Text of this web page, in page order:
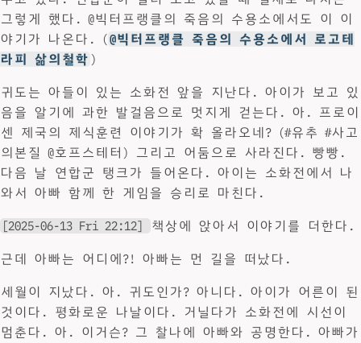
그렇게 했다. @빅터프랭클의 죽음의 수용소에서도 이 이
야기가 나온다. (@빅터프랭클 죽음의 수용소에서 로고테
라피 삶의철학 )
귀도는 아들이 있는 소화전 앞을 지난다. 아이가 보고 있
음을 알기에 과한 발걸음으로 멋지게 걷는다. 아. 프로이
센 제국의 제식훈련 이야기가 확 올라오네? (#유추 #사고
의본질 @호프스테터) 그리고 어둠으로 사라진다. 빵빵.
다음 날 연합군 탱크가 들어온다. 아이는 소화전에서 나
와서 아빠 함께 한 게임을 승리로 마친다.
[2025-06-13 Fri 22:12] 책상에 앉아서 이야기를 더한다.
근데 아빠는 어디에?! 아빠는 먼 길을 떠났다.
세월이 지났다. 아. 귀도인가? 아니다. 아이가 어른이 된
것이다. 평화로운 나날이다. 거닐다가 소화전에 시선이
멈춘다. 아. 이거슨? 그 찰나에 아빠와 공명한다. 아빠가